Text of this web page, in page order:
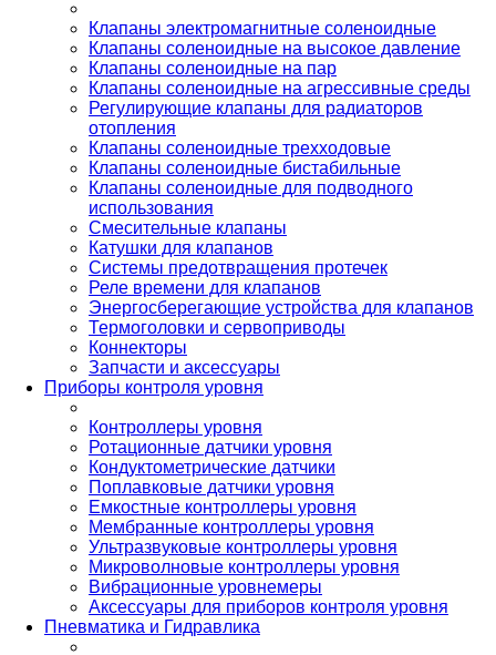
Клапаны электромагнитные соленоидные
Клапаны соленоидные на высокое давление
Клапаны соленоидные на пар
Клапаны соленоидные на агрессивные среды
Регулирующие клапаны для радиаторов
отопления
Клапаны соленоидные трехходовые
Клапаны соленоидные бистабильные
Клапаны соленоидные для подводного
использования
Смесительные клапаны
Катушки для клапанов
Системы предотвращения протечек
Реле времени для клапанов
Энергосберегающие устройства для клапанов
Термоголовки и сервоприводы
Коннекторы
Запчасти и аксессуары
Приборы контроля уровня
Контроллеры уровня
Ротационные датчики уровня
Кондуктометрические датчики
Поплавковые датчики уровня
Емкостные контроллеры уровня
Мембранные контроллеры уровня
Ультразвуковые контроллеры уровня
Микроволновые контроллеры уровня
Вибрационные уровнемеры
Аксессуары для приборов контроля уровня
Пневматика и Гидравлика